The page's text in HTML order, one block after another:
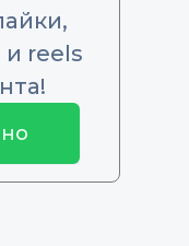
reels